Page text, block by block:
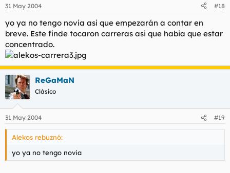
31 May 2004 #18
yo ya no tengo novia asi que empezarán a contar en
breve. Este finde tocaron carreras asi que habia que estar
concentrado.
ReGaMaN
Clásico
31 May 2004 #19
Alekos rebuznó:
yo ya no tengo novia